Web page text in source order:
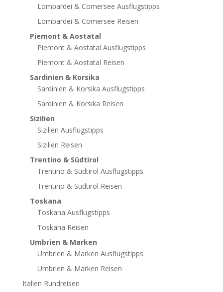
Lombardei & Comersee Ausflugstipps
Lombardei & Comersee Reisen
Piemont & Aostatal
Piemont & Aostatal Ausflugstipps
Piemont & Aostatal Reisen
Sardinien & Korsika
Sardinien & Korsika Ausflugstipps
Sardinien & Korsika Reisen
Sizilien
Sizilien Ausflugstipps
Sizilien Reisen
Trentino & Südtirol
Trentino & Südtirol Ausflugstipps
Trentino & Südtirol Reisen
Toskana
Toskana Ausflugstipps
Toskana Reisen
Umbrien & Marken
Umbrien & Marken Ausflugstipps
Umbrien & Marken Reisen
Italien Rundreisen